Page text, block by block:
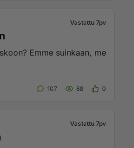
Vastattu 7pv
107 88 0
Vastattu 7pv